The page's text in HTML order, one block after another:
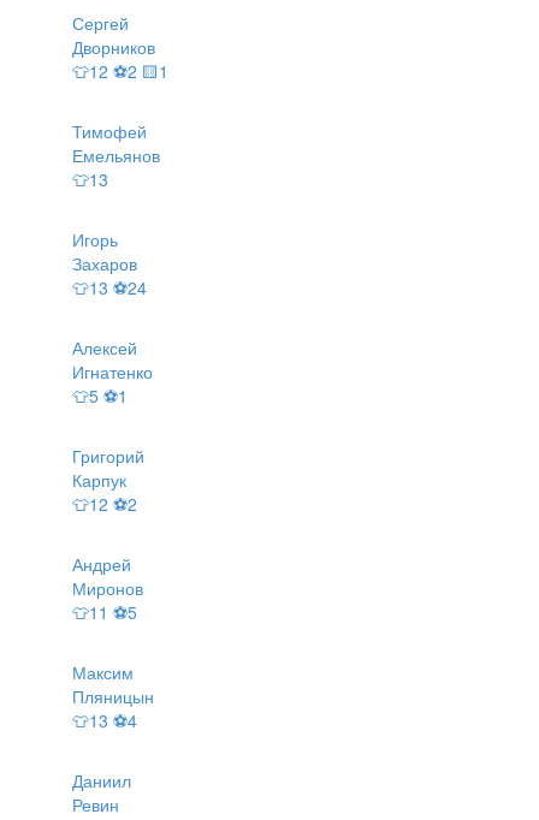
Сергей
Дворников
👕12 ⚽2 🟨1
Тимофей
Емельянов
👕13
Игорь
Захаров
👕13 ⚽24
Алексей
Игнатенко
👕5 ⚽1
Григорий
Карпук
👕12 ⚽2
Андрей
Миронов
👕11 ⚽5
Максим
Пляницын
👕13 ⚽4
Даниил
Ревин